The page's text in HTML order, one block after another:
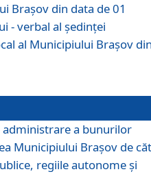
Brașov din data de 01
- verbal al ședinței
al Municipiului Brașov
a bunurilor
Municipiului Brașov de
regiile autonome și